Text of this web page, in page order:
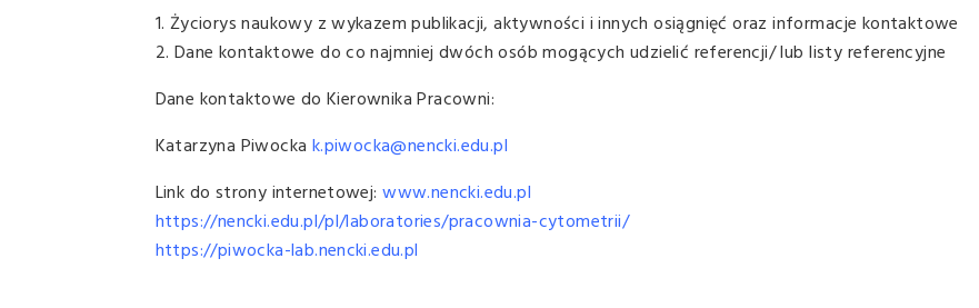
1. Życiorys naukowy z wykazem publikacji, aktywności i innych osiągnięć oraz informacje kontaktowe
2. Dane kontaktowe do co najmniej dwóch osób mogących udzielić referencji/ lub listy referencyjne
Dane kontaktowe do Kierownika Pracowni:
Katarzyna Piwocka k.piwocka@nencki.edu.pl
Link do strony internetowej:www.nencki.edu.pl
https://nencki.edu.pl/pl/laboratories/pracownia-cytometrii/
https://piwocka-lab.nencki.edu.pl